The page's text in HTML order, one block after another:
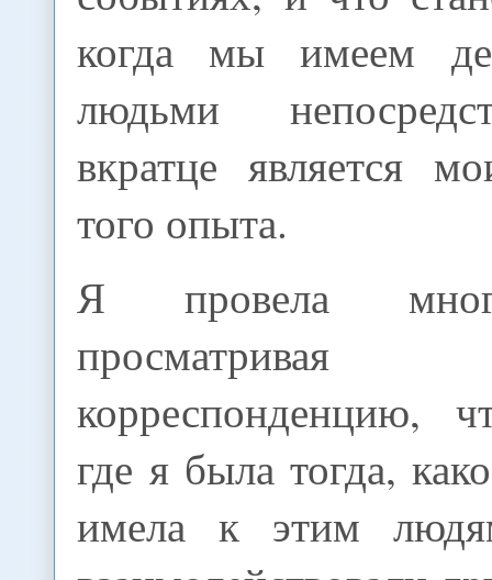
когда мы имеем
людьми
вкратце является
того опыта.
Я провела
корреспонденцию,
где я была тогда,
имела к этим